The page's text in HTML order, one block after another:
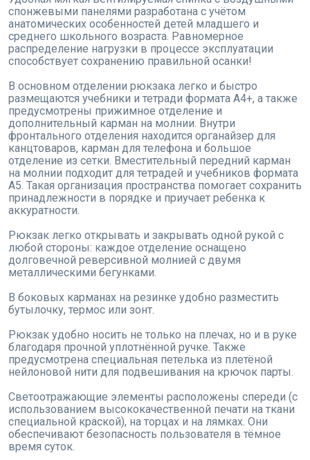
спонжевыми панелями разработана с учётом
анатомических особенностей детей младшего и
среднего школьного возраста. Равномерное
распределение нагрузки в процессе эксплуатации
способствует сохранению правильной осанки!
В основном отделении рюкзака легко и быстро
размещаются учебники и тетради формата А4+, а также
предусмотрены прижимное отделение и
дополнительный карман на молнии. Внутри
фронтального отделения находится органайзер для
канцтоваров, карман для телефона и большое
отделение из сетки. Вместительный передний карман
на молнии подходит для тетрадей и учебников формата
А5. Такая организация пространства помогает сохранить
принадлежности в порядке и приучает ребенка к
аккуратности.
Рюкзак легко открывать и закрывать одной рукой с
любой стороны: каждое отделение оснащено
долговечной реверсивной молнией с двумя
металлическими бегунками.
В боковых карманах на резинке удобно разместить
бутылочку, термос или зонт.
Рюкзак удобно носить не только на плечах, но и в руке
благодаря прочной уплотнённой ручке. Также
предусмотрена специальная петелька из плетёной
нейлоновой нити для подвешивания на крючок парты.
Светоотражающие элементы расположены спереди (с
использованием высококачественной печати на ткани
специальной краской), на торцах и на лямках. Они
обеспечивают безопасность пользователя в тёмное
время суток.